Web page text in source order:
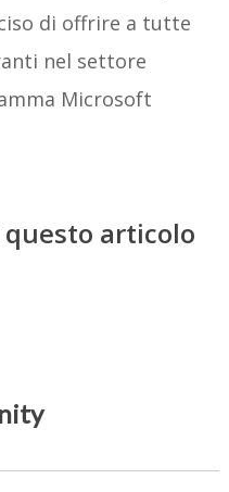
di offrire a tutte
nel settore
Microsoft
articolo